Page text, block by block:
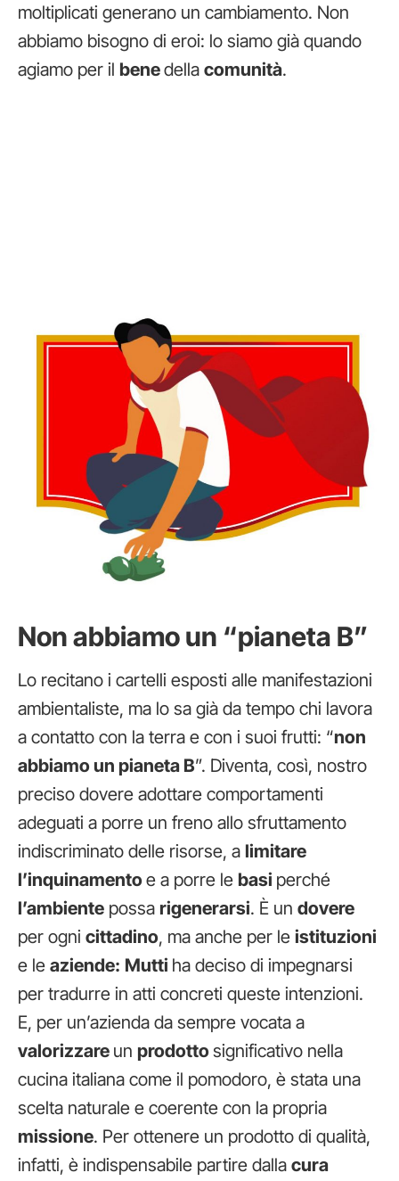
moltiplicati generano un cambiamento. Non
abbiamo bisogno di eroi: lo siamo già quando
agiamo per il benedella comunità.
Non abbiamo un “pianeta B”
Lo recitano i cartelli esposti alle manifestazioni
ambientaliste, ma lo sa già da tempo chi lavora
a contatto con la terra e con i suoi frutti: “non
abbiamo un pianeta B”. Diventa, così, nostro
preciso dovere adottare comportamenti
adeguati a porre un freno allo sfruttamento
indiscriminato delle risorse, a limitare
l’inquinamentoe a porre le basi perché
l’ambiente possa rigenerarsi. È un dovere
per ogni cittadino, ma anche per le istituzioni
e le aziende: Mutti ha deciso di impegnarsi
per tradurre in atti concreti queste intenzioni.
E, per un’azienda da sempre vocata a
valorizzare un prodottosignificativo nella
cucina italiana come il pomodoro, è stata una
scelta naturale e coerente con la propria
missione. Per ottenere un prodotto di qualità,
infatti, è indispensabile partire dalla cura